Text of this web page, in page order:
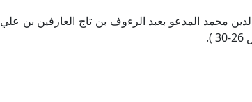
محمد المدعو بعبد الرءوف بن تاج العارفين بن علي